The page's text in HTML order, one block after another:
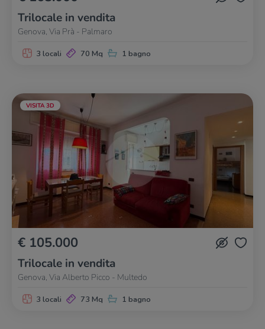
Trilocale in vendita
Genova, Via Prà - Palmaro
3 locali 70 Mq 1 bagno
VISITA 3D
€ 105.000
Trilocale in vendita
Genova, Via Alberto Picco - Multedo
3 locali 73 Mq 1 bagno